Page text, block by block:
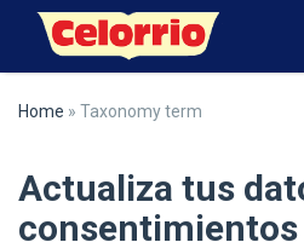
Skip to main content
Home » Taxonomy term
Actualiza tus
consentimientos